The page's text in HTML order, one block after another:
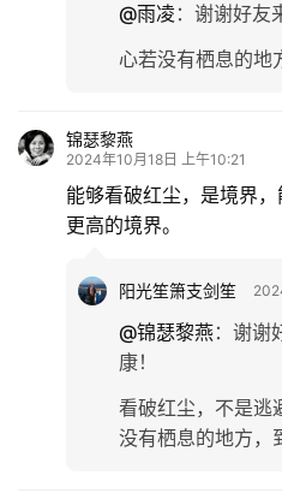
@雨凌 ： 谢谢好友
心若没有栖息的地
锦瑟黎燕
2024年10月18日 上午10:21
能够看破红尘，是境界
更高的境界。
阳光笙箫支剑笙
@锦瑟黎燕： 谢谢
康！
看破红尘，不是逃
没有栖息的地方，